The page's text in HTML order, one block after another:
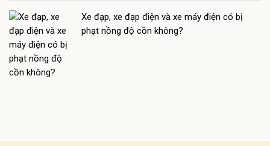
Xe đạp, xe đạp điện và xe máy điện có bị
phạt nồng độ cồn không?